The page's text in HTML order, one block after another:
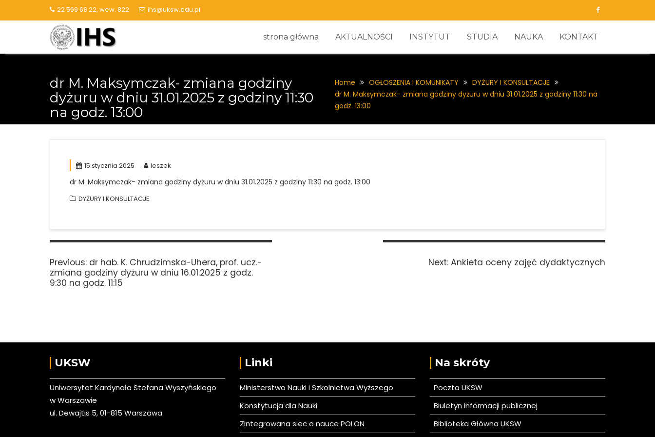
22 569 68 22, wew. 822 ihs@uksw.edu.pl
strona główna AKTUALNOŚCI INSTYTUT STUDIA NAUKA KONTAKT
dr M. Maksymczak- zmiana godziny
dyżuru w dniu 31.01.2025 z godziny 11:30
na godz. 13:00
Home OGŁOSZENIA I KOMUNIKATY
DYŻURY I KONSULTACJE
dr M. Maksymczak- zmiana godziny dyżuru w dniu 31.01.2025 z godziny 11:30 na
godz. 13:00
15 stycznia 2025 leszek
dr M. Maksymczak- zmiana godziny dyżuru w dniu 31.01.2025 z godziny 11:30 na godz. 13:00
DYŻURY I KONSULTACJE
Nawigacja
Previous: Previous
post:
dr hab. K. Chrudzimska-Uhera, prof. ucz.-
zmiana godziny dyżuru w dniu 16.01.2025 z godz.
9:30 na godz. 11:15
Next: Next
Ankieta oceny zajęć dydaktycznych
UKSW
Uniwersytet Kardynała Stefana Wyszyńskiego
w Warszawie
ul. Dewajtis 5, 01-815 Warszawa
Linki
Ministerstwo Nauki i Szkolnictwa Wyższego
Konstytucja dla Nauki
Zintegrowana siec o nauce POLON
Na skróty
Poczta UKSW
Biuletyn informacji publicznej
Biblioteka Główna UKSW